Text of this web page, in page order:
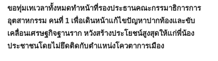
ขอทุ่มเทเวลาทั้งหมดทำหน้าที่รองประธานคณะกรรมาธิการการ
อุตสาหกรรม คนที่ 1 เพื่อเดินหน้าแก้ไขปัญหาปากท้องและขับ
เคลื่อนเศรษฐกิจฐานราก หวังสร้างประโยชน์สูงสุดให้แก่พี่น้อง
ประชาชนโดยไม่ยึดติดกับตำแหน่งโควตาการเมือง